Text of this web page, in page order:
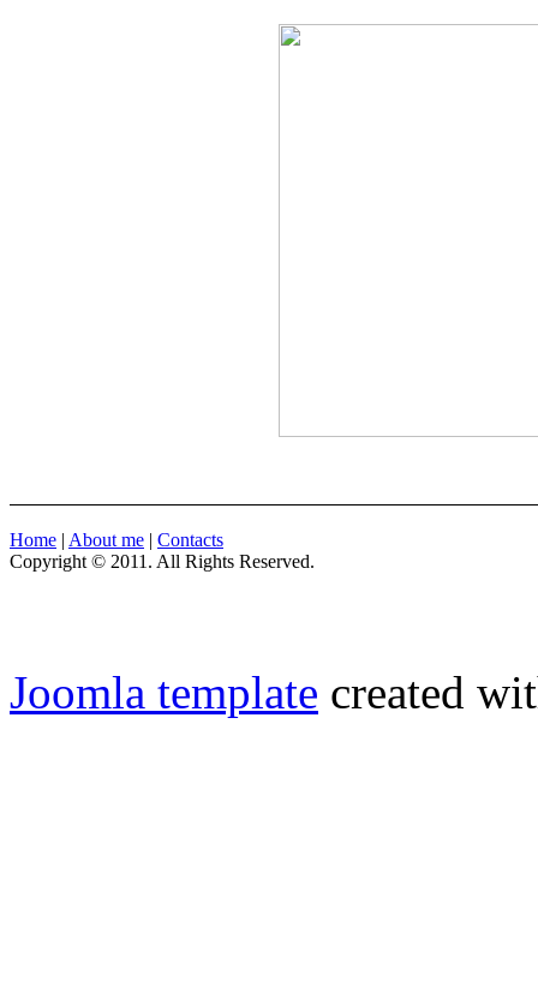
Home | About me | Contacts
Copyright © 2011. All Rights Reserved.
Joomla template created